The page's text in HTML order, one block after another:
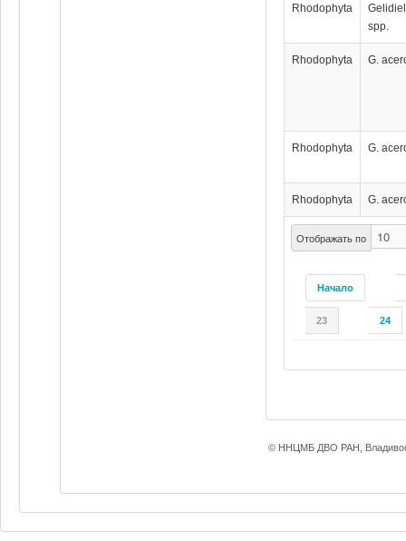
Отображать по
Начало
23 24
Rhodophyta
spp.
Rhodophyta G.
Rhodophyta G.
Rhodophyta G.
© ННЦМБ ДВО РАН,